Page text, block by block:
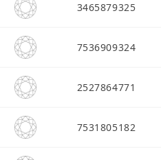
3465879325
7536909324
2527864771
7531805182